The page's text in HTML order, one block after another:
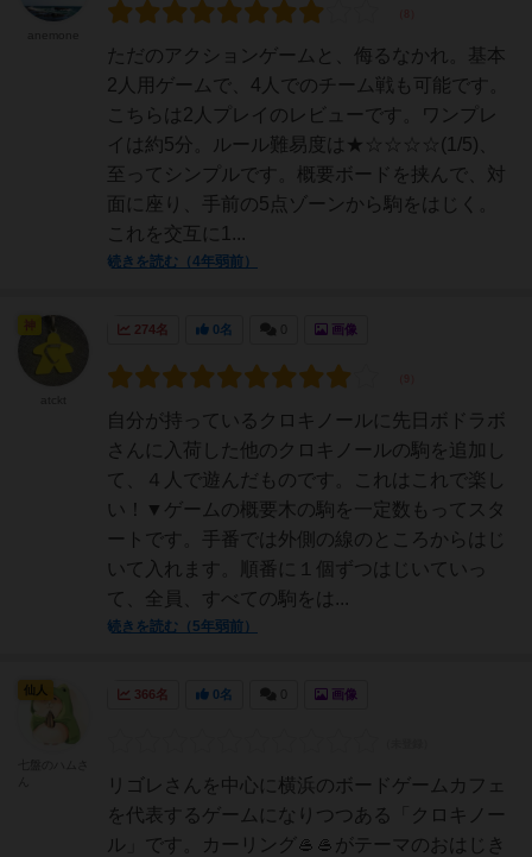
ただのアクションゲームと、侮るなかれ。基本
2人用ゲームで、4人でのチーム戦も可能です。
こちらは2人プレイのレビューです。ワンプレ
イは約5分。ルール難易度は★☆☆☆☆(1/5)、
至ってシンプルです。概要ボードを挟んで、対
面に座り、手前の5点ゾーンから駒をはじく。
これを交互に1...
続きを読む（4年弱前）
274名 0名 画像
自分が持っているクロキノールに先日ボドラボ
さんに入荷した他のクロキノールの駒を追加し
て、４人で遊んだものです。これはこれで楽し
い！▼ゲームの概要木の駒を一定数もってスタ
ートです。手番では外側の線のところからはじ
いて入れます。順番に１個ずつはじいていっ
て、全員、すべての駒をは...
続きを読む（5年弱前）
366名 0名 画像
リゴレさんを中心に横浜のボードゲームカフェ
を代表するゲームになりつつある「クロキノー
ル」です。カーリング🥌🥌がテーマのおはじき
仙人